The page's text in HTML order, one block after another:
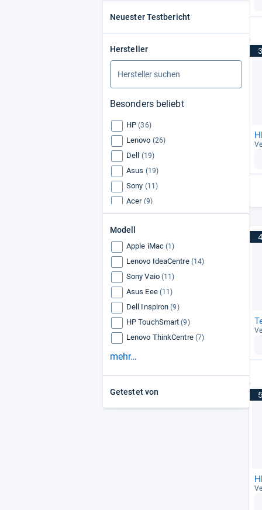
Neuester Testbericht
Hersteller
Besonders beliebt
HP (36)
Lenovo (26)
Dell (19)
Asus (19)
Sony (11)
Acer (9)
Samsung (7)
Packard Bell
MSI (7)
Modell
Apple iMac (1)
Lenovo IdeaCentre (14)
Sony Vaio (11)
Asus Eee (11)
Dell Inspiron (9)
HP TouchSmart (9)
Lenovo ThinkCentre (7)
mehr…
Getestet von